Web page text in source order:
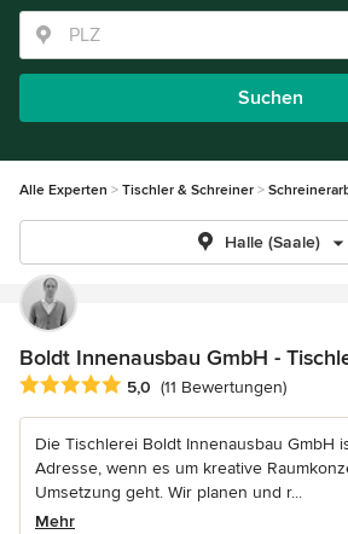
Suchen
Alle Experten Tischler & Schreiner
Halle (Saale)
Boldt Innenausbau GmbH -
Durchschnittliche Bewertung: 5 von 5
5,0 (11 Bewertungen)
Die Tischlerei Boldt Innenausbau GmbH
Adresse, wenn es um kreative
Umsetzung geht. Wir planen und r...
Mehr